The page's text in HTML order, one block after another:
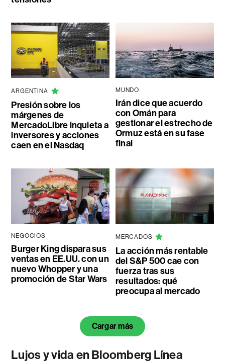
ARGENTINA
Presión sobre los
márgenes de
MercadoLibre inquieta a
inversores y acciones
caen en el Nasdaq
MUNDO
Irán dice que acuerdo
con Omán para
gestionar el estrecho de
Ormuz está en su fase
final
NEGOCIOS
Burger King dispara sus
ventas en EE.UU. con un
nuevo Whopper y una
promoción de Star Wars
MERCADOS
La acción más rentable
del S&P 500 cae con
fuerza tras sus
resultados: qué
preocupa al mercado
Cargar más
Lujos y vida en Bloomberg Línea